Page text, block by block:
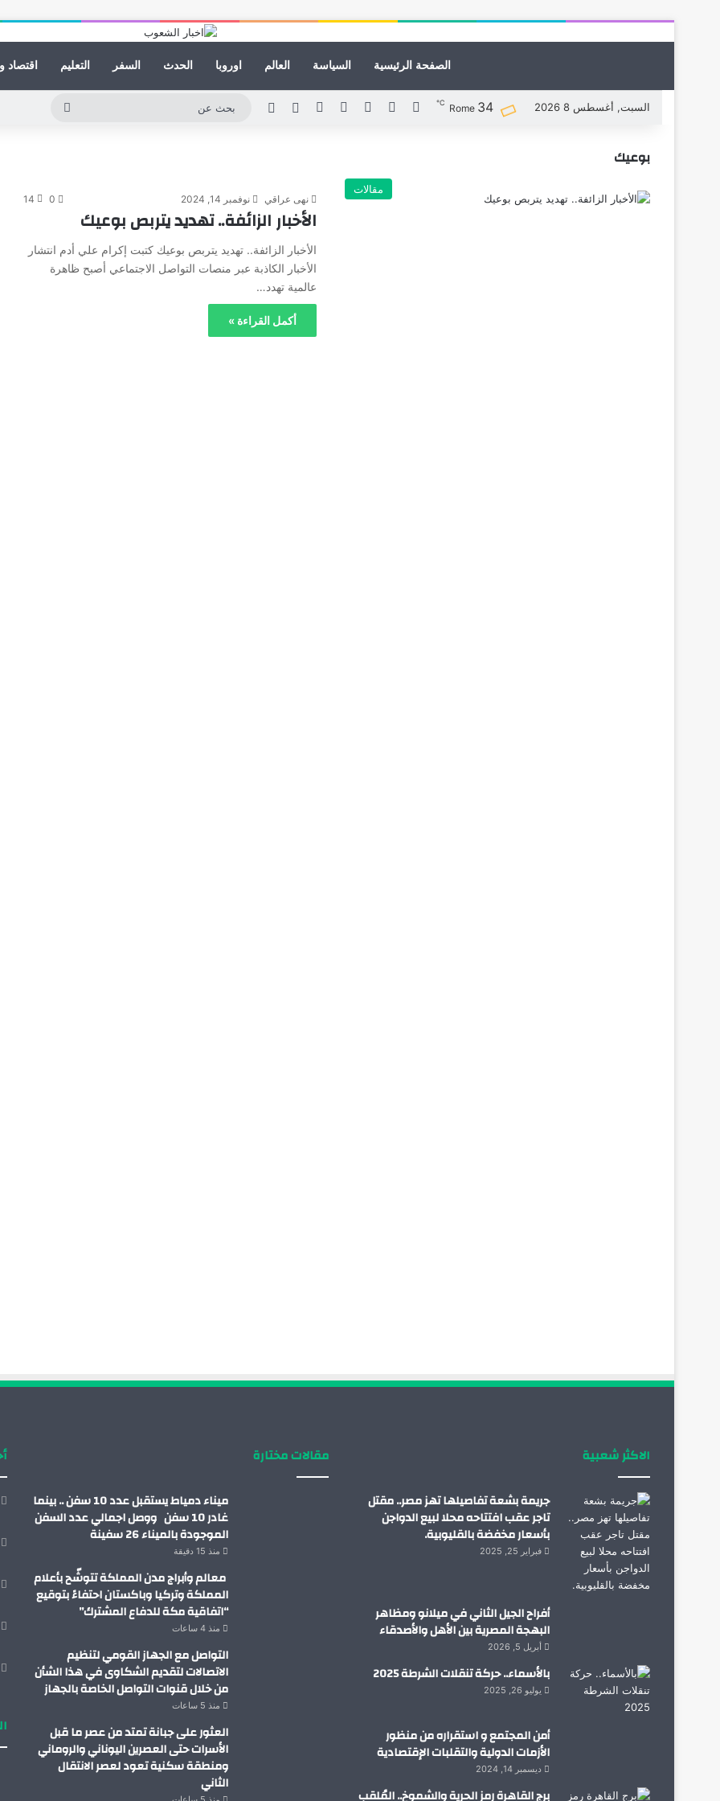
الصفحة الرئيسية السياسة العالم اوروبا الحدث السفر التعليم اقتصاد
السبت, أغسطس 8 2026 Rome 34
℃ فيسبوك لينكدإنيوتيوب انستقراممقال عشوائي
الوضع المظلم
بوعيك
مقالات
نهى عراقي نوفمبر 14, 2024 0
14
الأخبار الزائفة.. تهديد يتربص بوعيك
الأخبار الزائفة.. تهديد يتربص بوعيك كتبت إكرام علي أدم انتشار
الأخبار الكاذبة عبر منصات التواصل الاجتماعي أصبح ظاهرة
عالمية تهدد…
أكمل القراءة »
الاكثر شعبية
جريمة بشعة تفاصيلها تهز مصر.. مقتل
تاجر عقب افتتاحه محلا لبيع الدواجن
بأسعار مخفضة بالقليوبية.
فبراير 25, 2025
أفراح الجيل الثاني في ميلانو ومظاهر
البهجة المصرية بين الأهل والأصدقاء
أبريل 5, 2026
بالأسماء.. حركة تنقلات الشرطة 2025
يوليو 26, 2025
أمن المجتمع و استقراره من منظور
الأزمات الدولية والتقلبات الإقتصادية
ديسمبر 14, 2024
برج القاهرة رمز الحرية والشموخ.. المُلقب
مقالات مختارة
ميناء دمياط يستقبل عدد 10 سفن .. بينما
غادر 10 سفن ووصل اجمالي عدد السفن
الموجودة بالميناء 26 سفينة
منذ 15 دقيقة
معالم وأبراج مدن المملكة تتوشّح بأعلام
المملكة وتركيا وباكستان احتفاءً بتوقيع
“اتفاقية مكة للدفاع المشترك”
منذ 4 ساعات
التواصل مع الجهاز القومي لتنظيم
الاتصالات لتقديم الشكاوى في هذا الشأن
من خلال قنوات التواصل الخاصة بالجهاز
منذ 5 ساعات
العثور على جبانة تمتد من عصر ما قبل
الأسرات حتى العصرين اليوناني والروماني
ومنطقة سكنية تعود لعصر الانتقال
الثاني